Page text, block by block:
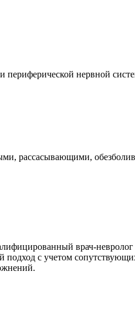
нервной
рассасывающими,
врач-невролог
с учетом